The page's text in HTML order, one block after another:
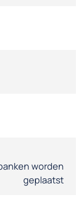
worden
geplaatst